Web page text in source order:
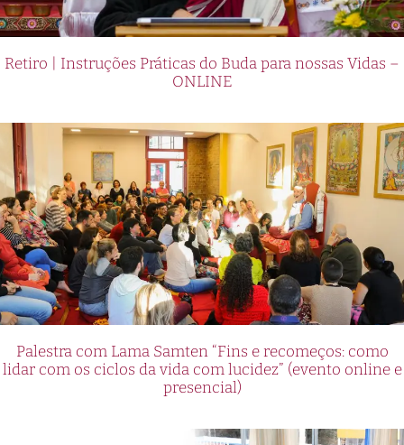
Retiro | Instruções Práticas do Buda para nossas Vidas –
ONLINE
Palestra com Lama Samten “Fins e recomeços: como
lidar com os ciclos da vida com lucidez” (evento online e
presencial)